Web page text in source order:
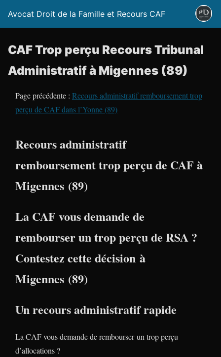
Avocat Droit de la Famille et Recours CAF
CAF Trop perçu Recours Tribunal
Administratif à Migennes (89)
Page précédente : Recours administratif remboursement trop
perçu de CAF dans l’Yonne (89)
Recours administratif
remboursement trop perçu de CAF à
Migennes (89)
La CAF vous demande de
rembourser un trop perçu de RSA ?
Contestez cette décision à
Migennes (89)
Un recours administratif rapide
La CAF vous demande de rembourser un trop perçu
d’allocations ?